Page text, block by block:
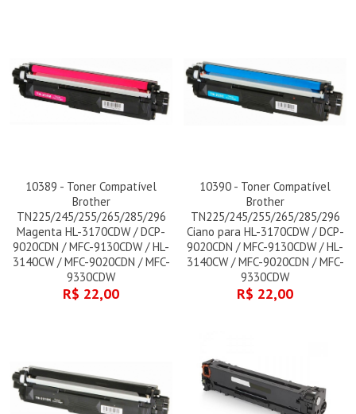
10389 - Toner Compatível
Brother
TN225/245/255/265/285/296
Magenta HL-3170CDW / DCP-
9020CDN / MFC-9130CDW / HL-
3140CW / MFC-9020CDN / MFC-
9330CDW
R$ 22,00
10390 - Toner Compatível
Brother
TN225/245/255/265/285/296
Ciano para HL-3170CDW / DCP-
9020CDN / MFC-9130CDW / HL-
3140CW / MFC-9020CDN / MFC-
9330CDW
R$ 22,00